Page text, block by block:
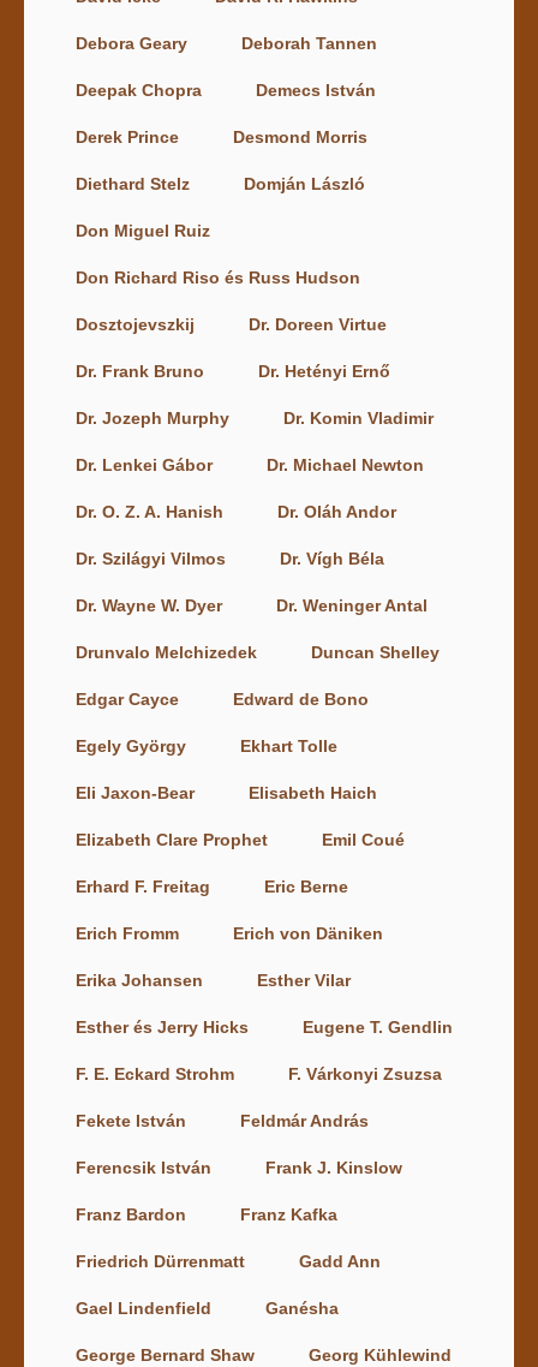
Debora Geary Deborah Tannen
Deepak Chopra Demecs István
Derek Prince Desmond Morris
Diethard Stelz Domján László
Don Miguel Ruiz
Don Richard Riso és Russ Hudson
Dosztojevszkij Dr. Doreen Virtue
Dr. Frank Bruno Dr. Hetényi Ernő
Dr. Jozeph Murphy Dr. Komin Vladimir
Dr. Lenkei Gábor Dr. Michael Newton
Dr. O. Z. A. Hanish Dr. Oláh Andor
Dr. Szilágyi Vilmos Dr. Vígh Béla
Dr. Wayne W. Dyer Dr. Weninger Antal
Drunvalo Melchizedek Duncan Shelley
Edgar Cayce Edward de Bono
Egely György Ekhart Tolle
Eli Jaxon-Bear Elisabeth Haich
Elizabeth Clare Prophet Emil Coué
Erhard F. Freitag Eric Berne
Erich Fromm Erich von Däniken
Erika Johansen Esther Vilar
Esther és Jerry Hicks Eugene T. Gendlin
F. E. Eckard Strohm F. Várkonyi Zsuzsa
Fekete István Feldmár András
Ferencsik István Frank J. Kinslow
Franz Bardon Franz Kafka
Friedrich Dürrenmatt Gadd Ann
Gael Lindenfield Ganésha
George Bernard Shaw Georg Kühlewind